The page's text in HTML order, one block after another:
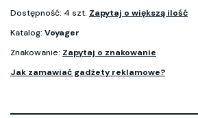
Dostępność: 4 szt. Zapytaj o większą ilość
Katalog: Voyager
Znakowanie: Zapytaj o znakowanie
Jak zamawiać gadżety reklamowe?